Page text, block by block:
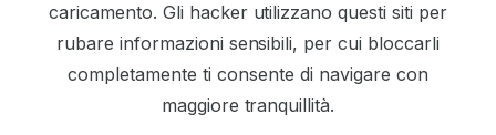
caricamento. Gli hacker utilizzano questi siti per
rubare informazioni sensibili, per cui bloccarli
completamente ti consente di navigare con
maggiore tranquillità.